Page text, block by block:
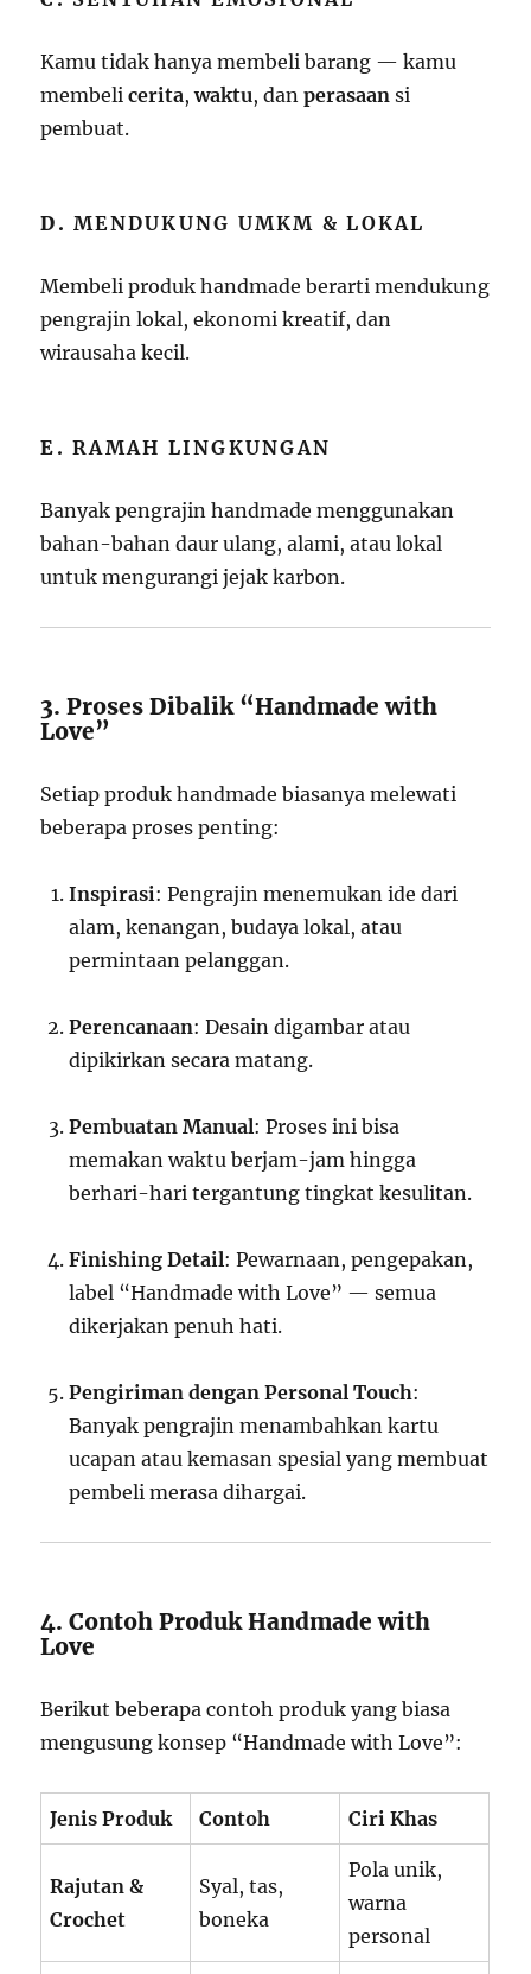
Kamu tidak hanya membeli barang — kamu
membelicerita,waktu, danperasaan si
pembuat.
D.MENDUKUNG UMKM & LOKAL
Membeli produk handmade berarti mendukung
pengrajin lokal, ekonomi kreatif, dan
wirausaha kecil.
E.RAMAH LINGKUNGAN
Banyak pengrajin handmade menggunakan
bahan-bahan daur ulang, alami, atau lokal
untuk mengurangi jejak karbon.
3. Proses Dibalik “Handmade with
Love”
Setiap produk handmade biasanya melewati
beberapa proses penting:
Inspirasi: Pengrajin menemukan ide dari
alam, kenangan, budaya lokal, atau
permintaan pelanggan.
Perencanaan: Desain digambar atau
dipikirkan secara matang.
Pembuatan Manual: Proses ini bisa
memakan waktu berjam-jam hingga
berhari-hari tergantung tingkat kesulitan.
Finishing Detail: Pewarnaan, pengepakan,
label “Handmade with Love” — semua
dikerjakan penuh hati.
Pengiriman dengan Personal Touch:
Banyak pengrajin menambahkan kartu
ucapan atau kemasan spesial yang membuat
pembeli merasa dihargai.
4. Contoh Produk Handmade with
Love
Berikut beberapa contoh produk yang biasa
mengusung konsep “Handmade with Love”:
Jenis Produk Contoh Ciri Khas
Rajutan &
Crochet
Syal, tas,
boneka
Pola unik,
warna
personal